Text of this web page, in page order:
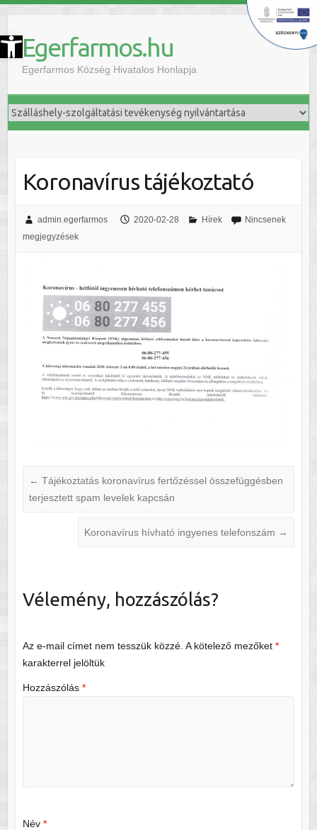
Eszköztár megnyitása Egerfarmos.hu
Egerfarmos Község Hivatalos Honlapja
Koronavírus tájékoztató
admin.egerfarmos 2020-02-28 Hírek
Nincsenek
megjegyzések
← Tájékoztatás koronavírus fertőzéssel összefüggésben
terjesztett spam levelek kapcsán
Koronavírus hívható ingyenes telefonszám →
Vélemény, hozzászólás?
Az e-mail címet nem tesszük közzé. A kötelező mezőket *
karakterrel jelöltük
Hozzászólás *
Név *